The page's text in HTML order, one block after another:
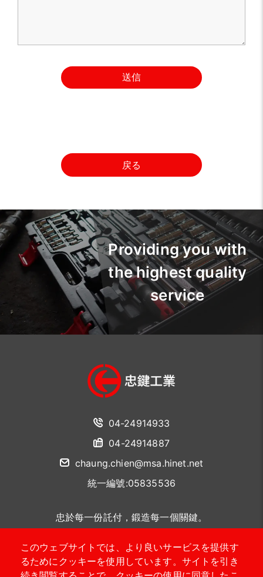
送信
戻る
このウェブサイトでは、より良いサービスを提供す
るためにクッキーを使用しています。サイトを引き
04-24914933
04-24914887
chaung.chien@msa.hinet.net
統一編號:05835536
忠於每一份託付，鍛造每一個關鍵。
聯絡我們
Providing you with
the highest quality
service